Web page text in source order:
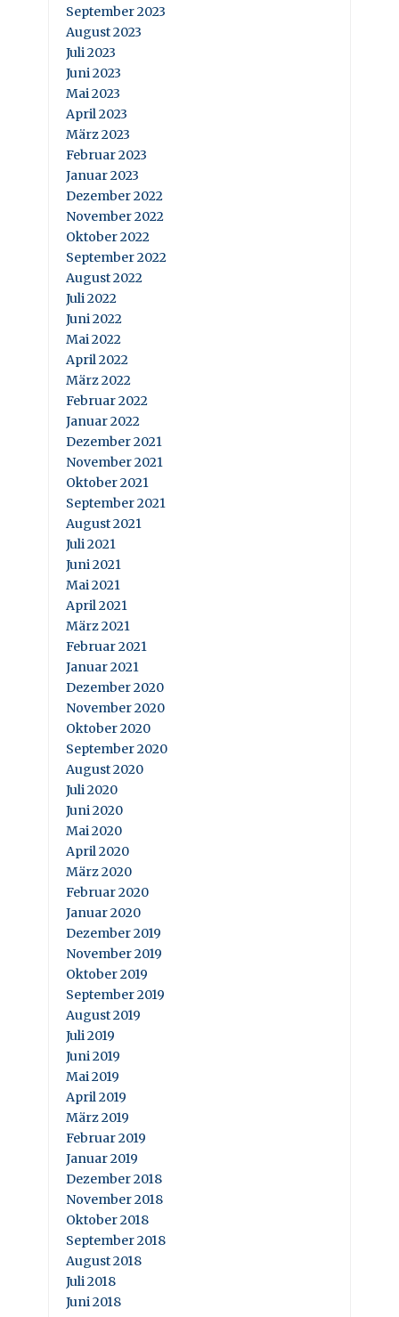
September 2023
August 2023
Juli 2023
Juni 2023
Mai 2023
April 2023
März 2023
Februar 2023
Januar 2023
Dezember 2022
November 2022
Oktober 2022
September 2022
August 2022
Juli 2022
Juni 2022
Mai 2022
April 2022
März 2022
Februar 2022
Januar 2022
Dezember 2021
November 2021
Oktober 2021
September 2021
August 2021
Juli 2021
Juni 2021
Mai 2021
April 2021
März 2021
Februar 2021
Januar 2021
Dezember 2020
November 2020
Oktober 2020
September 2020
August 2020
Juli 2020
Juni 2020
Mai 2020
April 2020
März 2020
Februar 2020
Januar 2020
Dezember 2019
November 2019
Oktober 2019
September 2019
August 2019
Juli 2019
Juni 2019
Mai 2019
April 2019
März 2019
Februar 2019
Januar 2019
Dezember 2018
November 2018
Oktober 2018
September 2018
August 2018
Juli 2018
Juni 2018